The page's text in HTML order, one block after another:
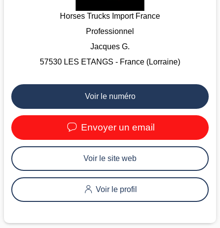
Horses Trucks Import France
Professionnel
Jacques G.
57530 LES ETANGS - France (Lorraine)
Voir le numéro
Envoyer un email
Voir le site web
Voir le profil